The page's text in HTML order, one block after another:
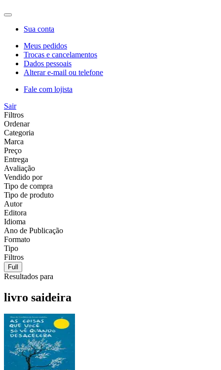
Sua conta
Meus pedidos
Trocas e cancelamentos
Dados pessoais
Alterar e-mail ou telefone
Fale com lojista
Sair
Filtros
Ordenar
Categoria
Marca
Preço
Entrega
Avaliação
Vendido por
Tipo de compra
Tipo de produto
Autor
Editora
Idioma
Ano de Publicação
Formato
Tipo
Filtros
Full
Resultados para
livro saideira